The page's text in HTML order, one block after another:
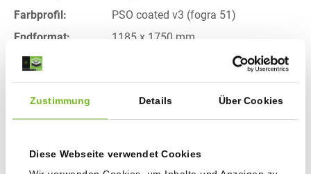
Zustimmung Details Über Cookies
Diese Webseite verwendet Cookies
Farbprofil:
PSO coated v3 (fogra 51)
Endformat:
1185 x 1750 mm
Bitte beachten Sie, dass das Sichtformat (sichtbare
Fläche) und das Endformat unterschiedlich sind und Sie
Datenblatt als Download